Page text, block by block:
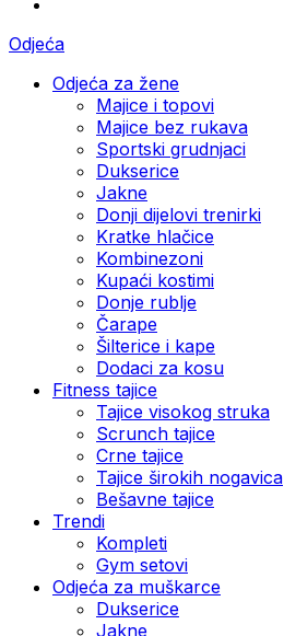
Odjeća
Odjeća za žene
Majice i topovi
Majice bez rukava
Sportski grudnjaci
Dukserice
Jakne
Donji dijelovi trenirki
Kratke hlačice
Kombinezoni
Kupaći kostimi
Donje rublje
Čarape
Šilterice i kape
Dodaci za kosu
Fitness tajice
Tajice visokog struka
Scrunch tajice
Crne tajice
Tajice širokih nogavica
Bešavne tajice
Trendi
Kompleti
Gym setovi
Odjeća za muškarce
Dukserice
Jakne